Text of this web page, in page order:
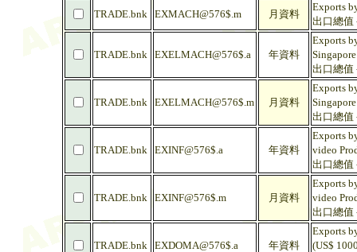
TRADE.bnk EXMACH@576$.m 月資料
Exports
出口總值
TRADE.bnk EXELMACH@576$.a 年資料
Exports
出口總值
TRADE.bnk EXELMACH@576$.m 月資料
Exports
出口總值
TRADE.bnk EXINF@576$.a 年資料
Exports
video
出口總值
TRADE.bnk EXINF@576$.m 月資料
Exports
video
出口總值
TRADE.bnk EXDOMA@576$.a 年資料
Exports
(US$